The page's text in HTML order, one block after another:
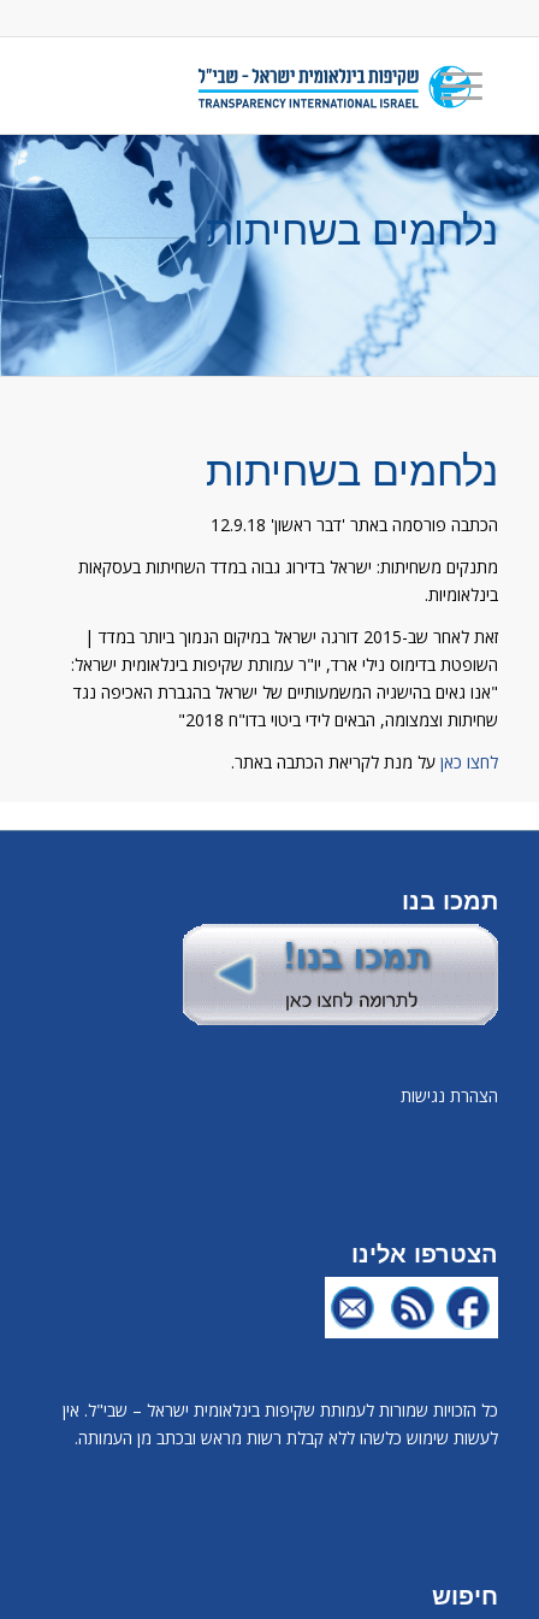
נלחמים בשחיתות
נלחמים בשחיתות
הכתבה פורסמה באתר 'דבר ראשון' 12.9.18
מתנקים משחיתות: ישראל בדירוג גבוה במדד השחיתות בעסקאות
בינלאומיות.
זאת לאחר שב-2015 דורגה ישראל במיקום הנמוך ביותר במדד |
השופטת בדימוס נילי ארד, יו"ר עמותת שקיפות בינלאומית ישראל:
"אנו גאים בהישגיה המשמעותיים של ישראל בהגברת האכיפה נגד
שחיתות וצמצומה, הבאים לידי ביטוי בדו"ח 2018"
לחצו כאןעל מנת לקריאת הכתבה באתר.
תמכו בנו
הצהרת נגישות
הצטרפו אלינו
כל הזכויות שמורות לעמותת שקיפות בינלאומית ישראל – שבי"ל. אין
לעשות שימוש כלשהו ללא קבלת רשות מראש ובכתב מן העמותה.
חיפוש